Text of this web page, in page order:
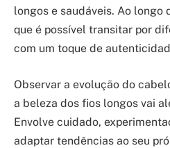
longos e saudáveis. Ao longo
que é possível transitar por
com um toque de
Observar a evolução do
a beleza dos fios longos vai
Envolve cuidado,
adaptar tendências ao seu